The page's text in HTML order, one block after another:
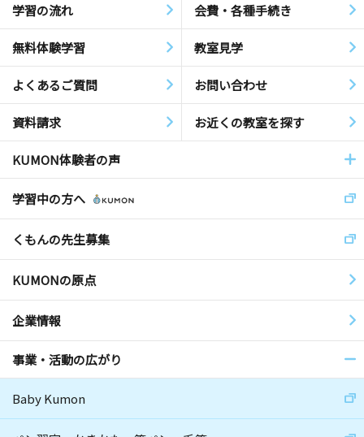
学習の流れ 会費・各種手続き
無料体験学習 教室見学
よくあるご質問 お問い合わせ
資料請求 お近くの教室を探す
KUMON体験者の声
学習中の方へ
くもんの先生募集
KUMONの原点
企業情報
事業・活動の広がり
Baby Kumon